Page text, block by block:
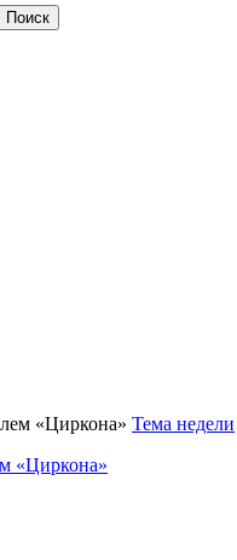
Тема недели
«Циркона»